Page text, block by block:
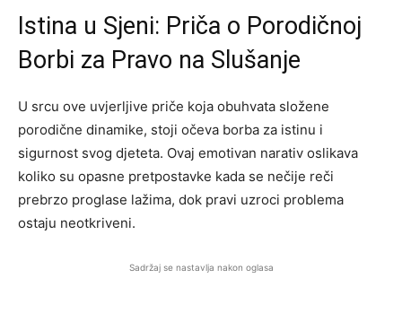
Istina u Sjeni: Priča o Porodičnoj
Borbi za Pravo na Slušanje
U srcu ove uvjerljive priče koja obuhvata složene
porodične dinamike, stoji očeva borba za istinu i
sigurnost svog djeteta. Ovaj emotivan narativ oslikava
koliko su opasne pretpostavke kada se nečije reči
prebrzo proglase lažima, dok pravi uzroci problema
ostaju neotkriveni.
Sadržaj se nastavlja nakon oglasa